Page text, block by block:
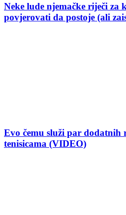
Neke lude njemačke riječi za
povjerovati da postoje (ali
Evo čemu služi par dodatnih
tenisicama (VIDEO)